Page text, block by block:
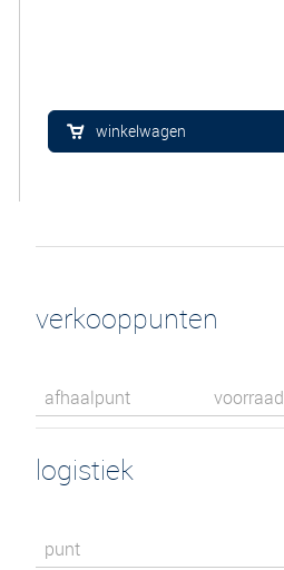
winkelwagen
verkooppunten
afhaalpunt voorraad
logistiek
punt